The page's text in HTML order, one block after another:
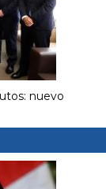
nuevo